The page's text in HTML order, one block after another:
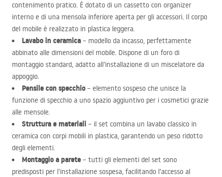
contenimento pratico. È dotato di un cassetto con organizer
interno e di una mensola inferiore aperta per gli accessori. Il corpo
del mobile è realizzato in plastica leggera.
Lavabo in ceramica – modello da incasso, perfettamente
abbinato alle dimensioni del mobile. Dispone di un foro di
montaggio standard, adatto all’installazione di un miscelatore da
appoggio.
Pensile con specchio– elemento sospeso che unisce la
funzione di specchio a uno spazio aggiuntivo per i cosmetici grazie
alle mensole.
Struttura e materiali – il set combina un lavabo classico in
ceramica con corpi mobili in plastica, garantendo un peso ridotto
degli elementi.
Montaggio a parete – tutti gli elementi del set sono
predisposti per l’installazione sospesa, facilitando l’accesso al